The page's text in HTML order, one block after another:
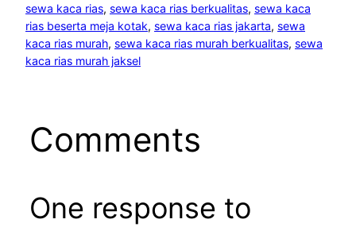
sewa kaca rias, sewa kaca rias berkualitas, sewa kaca
rias beserta meja kotak, sewa kaca rias jakarta, sewa
kaca rias murah, sewa kaca rias murah berkualitas, sewa
kaca rias murah jaksel
Comments
One response to